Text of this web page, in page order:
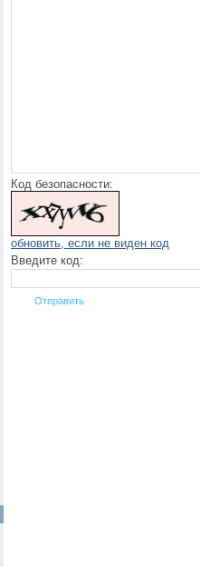
Код безопасности:
обновить, если не виден код
Введите код: